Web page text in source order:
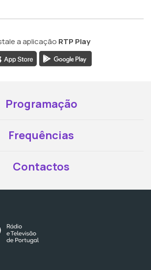
a aplicação RTP Play
Programação
Frequências
Contactos